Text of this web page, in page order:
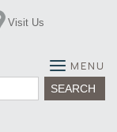
Visit Us
MENU